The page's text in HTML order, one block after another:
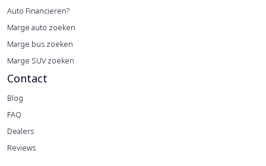
Auto Financieren?
Marge auto zoeken
Marge bus zoeken
Marge SUV zoeken
Contact
Blog
FAQ
Dealers
Reviews